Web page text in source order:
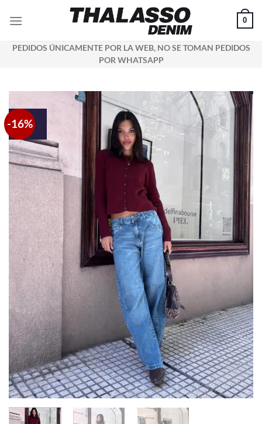
0
PEDIDOS ÚNICAMENTE POR LA WEB, NO SE TOMAN PEDIDOS
POR WHATSAPP
-16%